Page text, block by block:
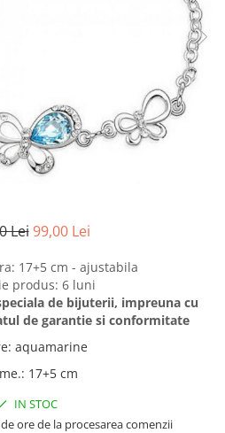
Lei 99,00 Lei
17+5 cm - ajustabila
produs: 6 luni
de bijuterii, impreuna cu
de garantie si conformitate
: aquamarine
: 17+5 cm
IN STOC
ore de la procesarea comenzii